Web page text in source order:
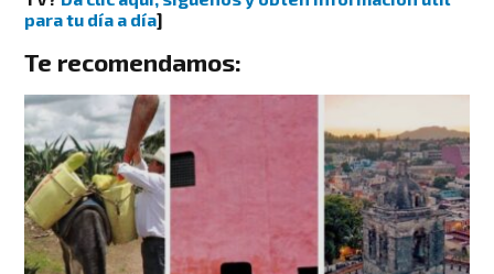
para tu día a día]
Te recomendamos: